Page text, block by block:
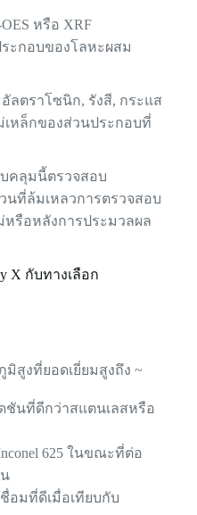
หรือ XRF
ระกอบของโลหะผสม
ลตราโซนิก, รังสี, กระแส
หล็กของส่วนประกอบที่
คลุมนี้ตรวจสอบ
ที่ล้มเหลวการตรวจสอบ
หรือหลังการประมวลผล
X กับทางเลือก
สูงที่ยอดเยี่ยมสูงถึง ~
ชันที่ดีกว่าสแตนเลสหรือ
625 ในขณะที่ต่อ
อมที่ดีเมื่อเทียบกับ